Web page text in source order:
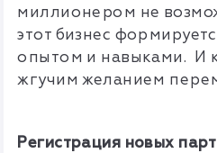
миллионером не
этот бизнес
опытом и навыками. И
жгучим желанием
Регистрация новых